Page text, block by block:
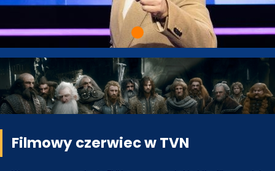
Filmowy czerwiec w TVN